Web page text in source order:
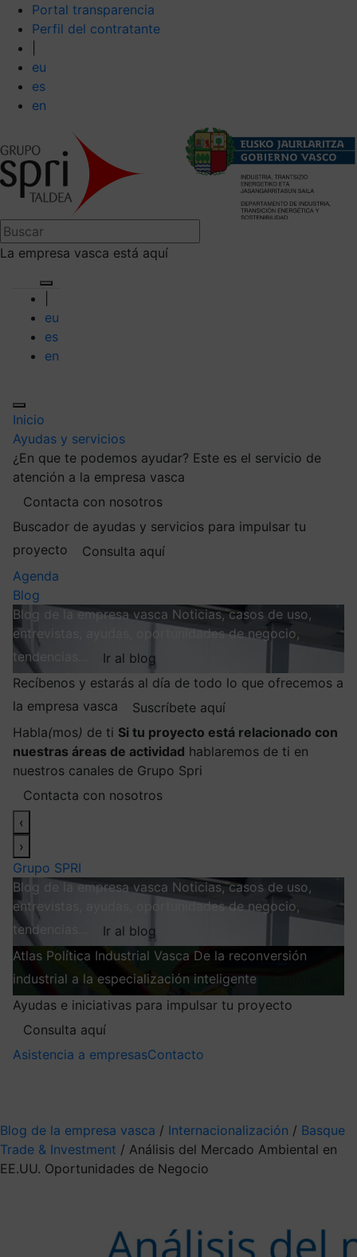
Portal transparencia
Perfil del contratante
eu
es
en
La empresa vasca está aquí
eu
es
en
Inicio
Ayudas y servicios
¿En que te podemos ayudar? Este es el servicio de
atención a la empresa vasca
Contacta con nosotros
Buscador de ayudas y servicios para impulsar tu
proyecto
Consulta aquí
Agenda
Blog
Blog de la empresa vasca Noticias, casos de uso,
entrevistas, ayudas, oportunidades de negocio,
tendencias…
Ir al blog
Recíbenos y estarás al día de todo lo que ofrecemos a
la empresa vasca
Suscríbete aquí
Habla(mos) de ti Si tu proyecto está relacionado con
nuestras áreas de actividad hablaremos de ti en
nuestros canales de Grupo Spri
Contacta con nosotros
‹
›
Grupo SPRI
Blog de la empresa vasca Noticias, casos de uso,
entrevistas, ayudas, oportunidades de negocio,
tendencias…
Ir al blog
Atlas Política Industrial Vasca De la reconversión
industrial a la especialización inteligente
Ayudas e iniciativas para impulsar tu proyecto
Consulta aquí
Asistencia a empresasContacto
Blog de la empresa vasca / Internacionalización / Basque
Trade & Investment / Análisis del Mercado Ambiental en
EE.UU. Oportunidades de Negocio